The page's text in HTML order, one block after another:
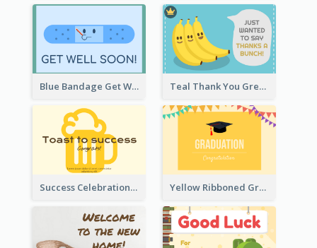
Blue Bandage Get Well Soon Card Teal Thank You Greeting Card Template
Success Celebration Greeting Card Yellow Ribboned Graduation Celebration Card